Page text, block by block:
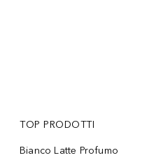
TOP PRODOTTI
Bianco Latte Profumo